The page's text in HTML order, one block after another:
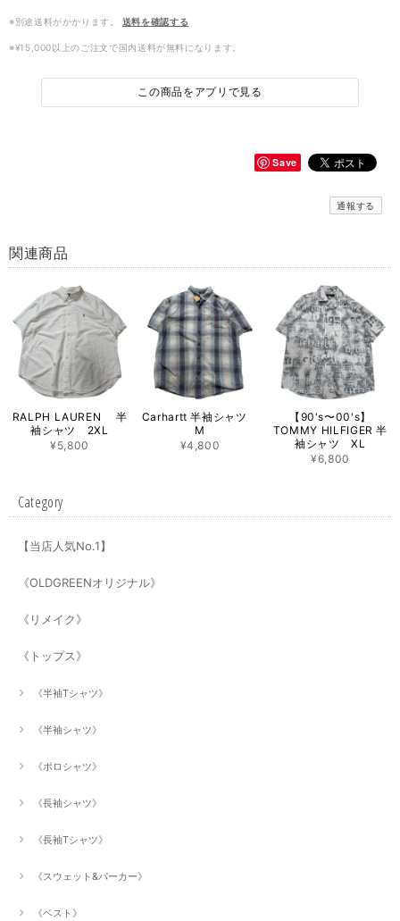
※別途送料がかかります。 送料を確認する
※¥15,000以上のご注文で国内送料が無料になります。
この商品をアプリで見る
Save
通報する
関連商品
RALPH LAUREN 半
袖シャツ 2XL
¥5,800
Carhartt 半袖シャツ
M
¥4,800
【90's〜00's】
TOMMY HILFIGER 半
袖シャツ XL
¥6,800
Category
【当店人気No.1】
《OLDGREENオリジナル》
《リメイク》
《トップス》
《半袖Tシャツ》
《半袖シャツ》
《ポロシャツ》
《長袖シャツ》
《長袖Tシャツ》
《スウェット&パーカー》
《ベスト》